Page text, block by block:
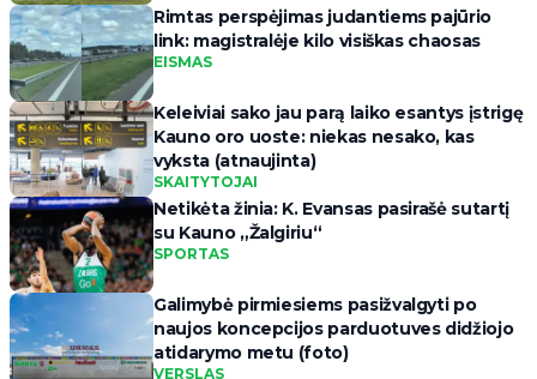
Rimtas perspėjimas judantiems pajūrio
link: magistralėje kilo visiškas chaosas
EISMAS
Keleiviai sako jau parą laiko esantys įstrigę
Kauno oro uoste: niekas nesako, kas
vyksta (atnaujinta)
SKAITYTOJAI
Netikėta žinia: K. Evansas pasirašė sutartį
su Kauno „Žalgiriu“
SPORTAS
Galimybė pirmiesiems pasižvalgyti po
naujos koncepcijos parduotuves didžiojo
atidarymo metu (foto)
VERSLAS